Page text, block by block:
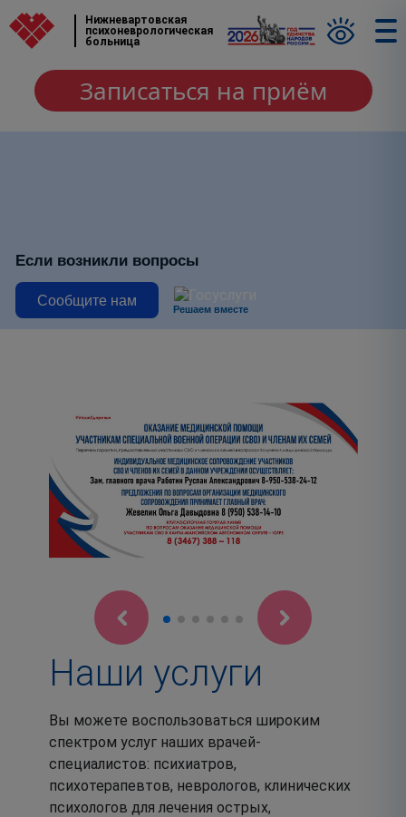
Нижневартовская
психоневрологическая
больница
Записаться на приём
Если возникли вопросы
Сообщите нам
Решаем вместе
Наши услуги
Вы можете воспользоваться широким
спектром услуг наших врачей-
специалистов: психиатров,
психотерапевтов, неврологов, клинических
психологов для лечения острых,